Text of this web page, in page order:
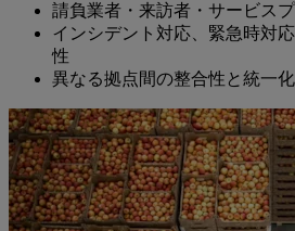
請負業者・来訪者・サービス
インシデント対応、緊急時対
性
異なる拠点間の整合性と統一化